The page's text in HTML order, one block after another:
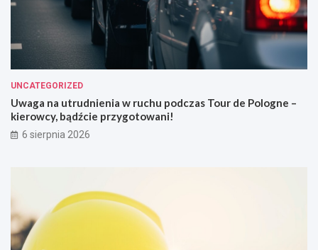
UNCATEGORIZED
Uwaga na utrudnienia w ruchu podczas Tour de Pologne –
kierowcy, bądźcie przygotowani!
6 sierpnia 2026